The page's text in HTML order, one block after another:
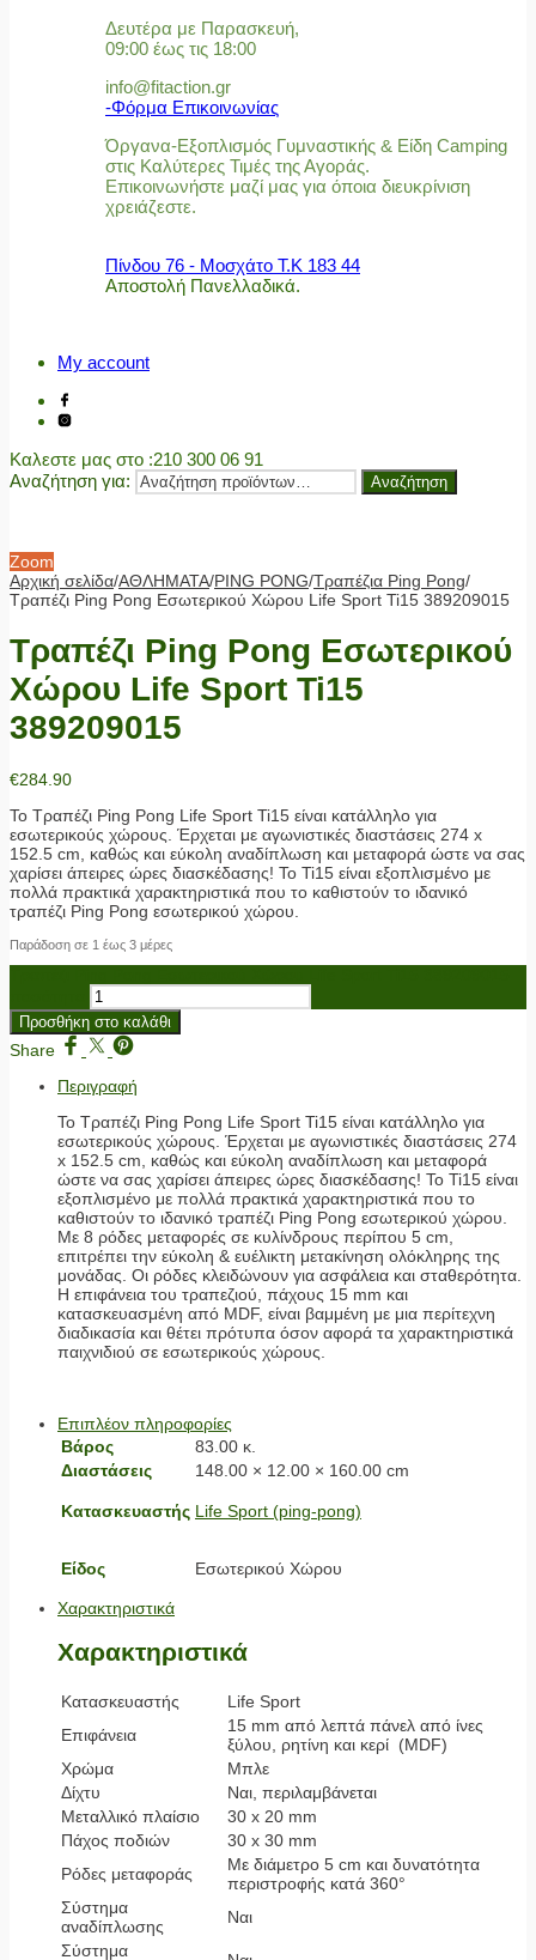
Δευτέρα με Παρασκευή,
09:00 έως τις 18:00
info@fitaction.gr
-Φόρμα Επικοινωνίας
Όργανα-Εξοπλισμός Γυμναστικής & Είδη Camping
στις Καλύτερες Τιμές της Αγοράς.
Επικοινωνήστε μαζί μας για όποια διευκρίνιση
χρειάζεστε.
Πίνδου 76 - Μοσχάτο Τ.Κ 183 44
Αποστολή Πανελλαδικά.
My account
Καλεστε μας στο :210 300 06 91
Αναζήτηση για:
Αναζήτηση
Zoom
Αρχική σελίδα/ΑΘΛΗΜΑΤΑ/PING PONG/Τραπέζια Ping Pong/
Τραπέζι Ping Pong Εσωτερικού Χώρου Life Sport Ti15 389209015
Τραπέζι Ping Pong Εσωτερικού
Χώρου Life Sport Ti15
389209015
€284.90
Το Τραπέζι Ping Pong Life Sport Ti15 είναι κατάλληλο για
εσωτερικούς χώρους. Έρχεται με αγωνιστικές διαστάσεις 274 x
152.5 cm, καθώς και εύκολη αναδίπλωση και μεταφορά ώστε να σας
χαρίσει άπειρες ώρες διασκέδασης! Το Ti15 είναι εξοπλισμένο με
πολλά πρακτικά χαρακτηριστικά που το καθιστούν το ιδανικό
τραπέζι Ping Pong εσωτερικού χώρου.
Παράδοση σε 1 έως 3 μέρες
Προσθήκη στο καλάθι
Share
Περιγραφή
Το Τραπέζι Ping Pong Life Sport Ti15 είναι κατάλληλο για
εσωτερικούς χώρους. Έρχεται με αγωνιστικές διαστάσεις 274
x 152.5 cm, καθώς και εύκολη αναδίπλωση και μεταφορά
ώστε να σας χαρίσει άπειρες ώρες διασκέδασης! Το Ti15 είναι
εξοπλισμένο με πολλά πρακτικά χαρακτηριστικά που το
καθιστούν το ιδανικό τραπέζι Ping Pong εσωτερικού χώρου.
Με 8 ρόδες μεταφορές σε κυλίνδρους περίπου 5 cm,
επιτρέπει την εύκολη & ευέλικτη μετακίνηση ολόκληρης της
μονάδας. Οι ρόδες κλειδώνουν για ασφάλεια και σταθερότητα.
Η επιφάνεια του τραπεζιού, πάχους 15 mm και
κατασκευασμένη από MDF, είναι βαμμένη με μια περίτεχνη
διαδικασία και θέτει πρότυπα όσον αφορά τα χαρακτηριστικά
παιχνιδιού σε εσωτερικούς χώρους.
Επιπλέον πληροφορίες
Βάρος
83.00 κ.
Διαστάσεις
148.00 × 12.00 × 160.00 cm
Κατασκευαστής Life Sport (ping-pong)
Είδος Εσωτερικού Χώρου
Χαρακτηριστικά
Χαρακτηριστικά
Κατασκευαστής
Life Sport
Επιφάνεια
15 mm από λεπτά πάνελ από ίνες
ξύλου, ρητίνη και κερί (MDF)
Χρώμα
Μπλε
Δίχτυ
Ναι, περιλαμβάνεται
Μεταλλικό πλαίσιο
30 x 20 mm
Πάχος ποδιών
30 x 30 mm
Ρόδες μεταφοράς
Με διάμετρο 5 cm και δυνατότητα
περιστροφής κατά 360°
Σύστημα
αναδίπλωσης
Ναι
Σύστημα